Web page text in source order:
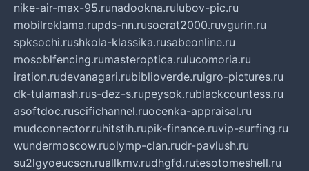
nike-air-max-95.runadookna.rulubov-pic.ru
mobilreklama.rupds-nn.rusocrat2000.ruvgurin.ru
spksochi.rushkola-klassika.rusabeonline.ru
mosoblfencing.rumasteroptica.rulucomoria.ru
iration.rudevanagari.rubiblioverde.ruigro-pictures.ru
dk-tulamash.rus-dez-s.rupeysok.rublackcountess.ru
asoftdoc.ruscifichannel.ruocenka-appraisal.ru
mudconnector.ruhitstih.rupik-finance.ruvip-surfing.ru
wundermoscow.ruolymp-clan.rudr-pavlush.ru
su2lgyoeucscn.ruallkmv.rudhgfd.rutesotomeshell.ru